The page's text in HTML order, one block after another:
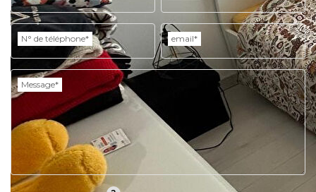
N° de téléphone* email*
Message*